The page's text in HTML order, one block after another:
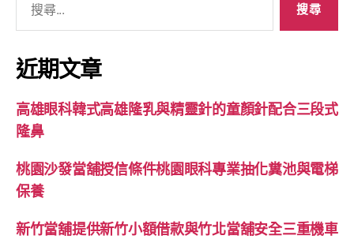
關
鍵
字:
近期文章
高雄眼科韓式高雄隆乳與精靈針的童顏針配合三段式
隆鼻
桃園沙發當舖授信條件桃園眼科專業抽化糞池與電梯
保養
新竹當舖提供新竹小額借款與竹北當舖安全三重機車